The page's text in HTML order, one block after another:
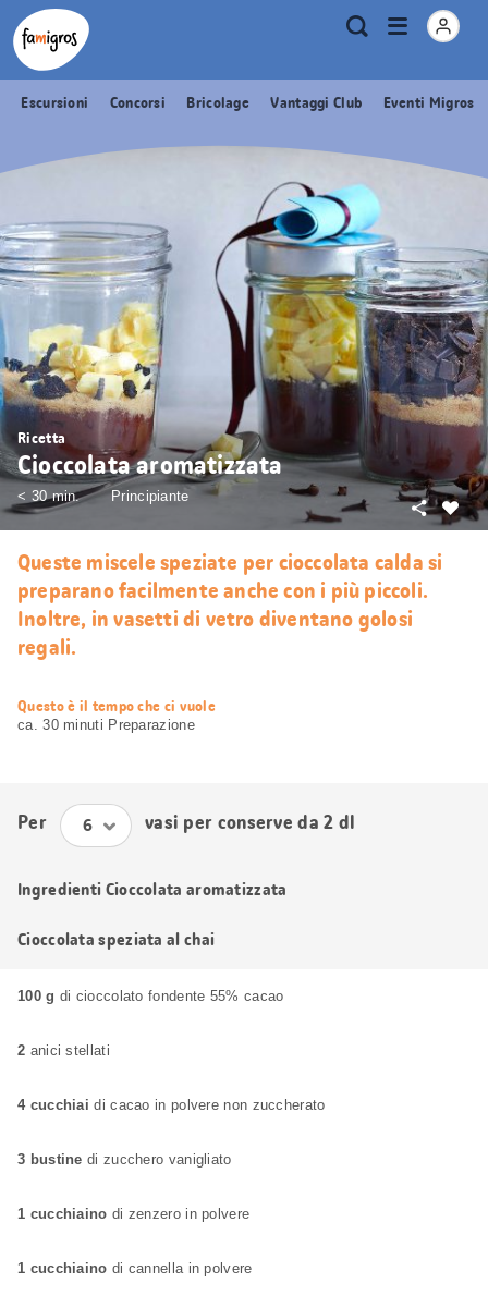
Navigazione
segnalibri
Header
Logo Metanavigazione
Ricerca
Apri
menu
Escursioni Concorsi Bricolage Vantaggi Club Eventi Migros
Ricetta
Cioccolata aromatizzata
< 30 min.
Principiante
Mi
Condividi
Queste miscele speziate per cioccolata calda si
preparano facilmente anche con i più piccoli.
Inoltre, in vasetti di vetro diventano golosi
regali.
web.recipe.accessibilityTitle
Questo è il tempo che ci vuole
ca. 30 minuti Preparazione
Per vasi per conserve da 2 dl
Ingredienti Cioccolata aromatizzata
Cioccolata speziata al chai
100 g di cioccolato fondente 55% cacao
2 anici stellati
4 cucchiai di cacao in polvere non zuccherato
3 bustine di zucchero vanigliato
1 cucchiaino di zenzero in polvere
1 cucchiaino di cannella in polvere